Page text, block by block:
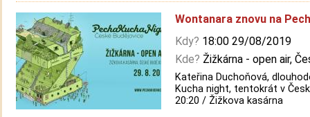
Wontanara znovu na
Kdy? 18:00 29/08/2019
Kde? Žižkárna - open air,
Kateřina Duchoňová,
Kucha night, tentokrát v
20:20 / Žižkova kasárna